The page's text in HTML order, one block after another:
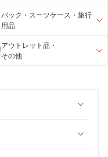
バック・スーツケース・旅行
用品
アウトレット品・
その他